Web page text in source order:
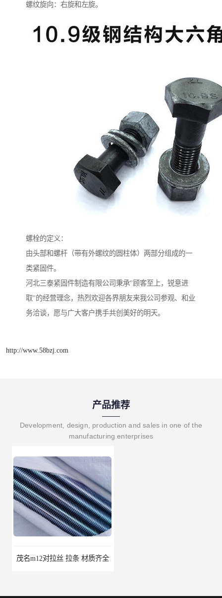
螺纹旋向：右旋和左旋。
螺栓的定义：
由头部和螺杆（带有外螺纹的圆柱体）两部分组成的一
类紧固件。
河北三泰紧固件制造有限公司秉承"顾客至上，锐意进
取"的经营理念，热烈欢迎各界朋友来我公司参观、和业
务洽谈，愿与广大客户携手共创美好的明天。
http://www.58bzj.com
产品推荐
Development, design, production and sales in one of the
manufacturing enterprises
茂名m12对拉丝 拉条 材质齐全